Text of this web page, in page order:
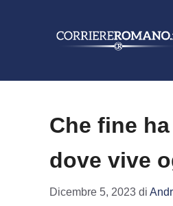
Che fine
dove vive
Dicembre 5, 2023 di